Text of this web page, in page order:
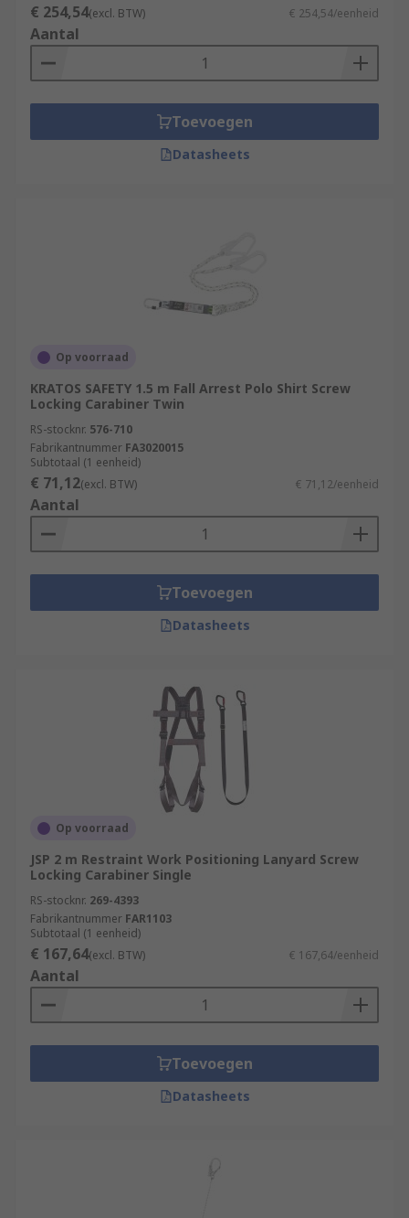
€ 254,54(excl. BTW) € 254,54/eenheid
Aantal
Toevoegen
Datasheets
Op voorraad
KRATOS SAFETY 1.5 m Fall Arrest Polo Shirt Screw
Locking Carabiner Twin
RS-stocknr. 576-710
Fabrikantnummer FA3020015
Subtotaal (1 eenheid)
€ 71,12(excl. BTW) € 71,12/eenheid
Aantal
Toevoegen
Datasheets
Op voorraad
JSP 2 m Restraint Work Positioning Lanyard Screw
Locking Carabiner Single
RS-stocknr. 269-4393
Fabrikantnummer FAR1103
Subtotaal (1 eenheid)
€ 167,64(excl. BTW) € 167,64/eenheid
Aantal
Toevoegen
Datasheets